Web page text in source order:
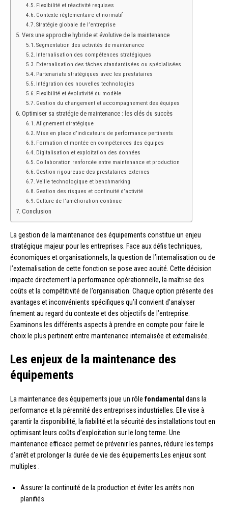
Flexibilité et réactivité requises
Contexte réglementaire et normatif
Stratégie globale de l’entreprise
Vers une approche hybride et évolutive de la maintenance
Segmentation des activités de maintenance
Internalisation des compétences stratégiques
Externalisation des tâches standardisées ou spécialisées
Partenariats stratégiques avec les prestataires
Intégration des nouvelles technologies
Flexibilité et évolutivité du modèle
Gestion du changement et accompagnement des équipes
Optimiser sa stratégie de maintenance : les clés du succès
Alignement stratégique
Mise en place d’indicateurs de performance pertinents
Formation et montée en compétences des équipes
Digitalisation et exploitation des données
Collaboration renforcée entre maintenance et production
Gestion rigoureuse des prestataires externes
Veille technologique et benchmarking
Gestion des risques et continuité d’activité
Culture de l’amélioration continue
Conclusion
La gestion de la maintenance des équipements constitue un enjeu
stratégique majeur pour les entreprises. Face aux défis techniques,
économiques et organisationnels, la question de l’internalisation ou de
l’externalisation de cette fonction se pose avec acuité. Cette décision
impacte directement la performance opérationnelle, la maîtrise des
coûts et la compétitivité de l’organisation. Chaque option présente des
avantages et inconvénients spécifiques qu’il convient d’analyser
finement au regard du contexte et des objectifs de l’entreprise.
Examinons les différents aspects à prendre en compte pour faire le
choix le plus pertinent entre maintenance internalisée et externalisée.
Les enjeux de la maintenance des
équipements
La maintenance des équipements joue un rôle fondamental dans la
performance et la pérennité des entreprises industrielles. Elle vise à
garantir la disponibilité, la fiabilité et la sécurité des installations tout en
optimisant leurs coûts d’exploitation sur le long terme. Une
maintenance efficace permet de prévenir les pannes, réduire les temps
d’arrêt et prolonger la durée de vie des équipements.Les enjeux sont
multiples :
Assurer la continuité de la production et éviter les arrêts non
planifiés